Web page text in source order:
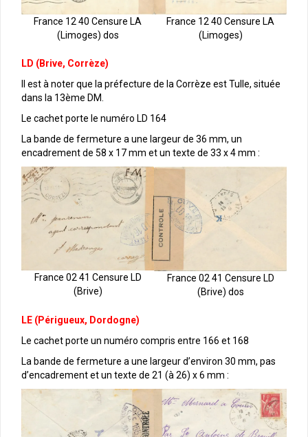
France 12 40 Censure LA
(Limoges) dos
France 12 40 Censure LA
(Limoges)
LD (Brive, Corrèze)
Il est à noter que la préfecture de la Corrèze est Tulle, située
dans la 13ème DM.
Le cachet porte le numéro LD 164
La bande de fermeture a une largeur de 36 mm, un
encadrement de 58 x 17 mm et un texte de 33 x 4 mm :
France 02 41 Censure LD
(Brive)
France 02 41 Censure LD
(Brive) dos
LE (Périgueux, Dordogne)
Le cachet porte un numéro compris entre 166 et 168
La bande de fermeture a une largeur d’environ 30 mm, pas
d’encadrement et un texte de 21 (à 26) x 6 mm :